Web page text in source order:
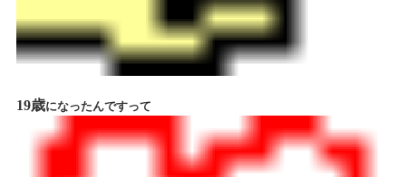
19歳になったんですって